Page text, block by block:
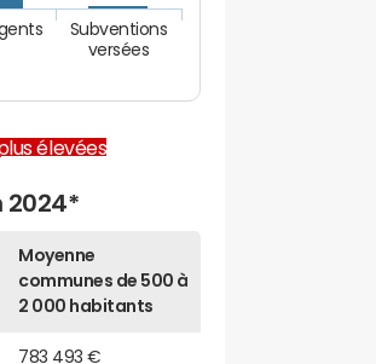
Subventions
versées
élevées
2024*
Moyenne
communes de 500 à
2 000 habitants
783 493 €